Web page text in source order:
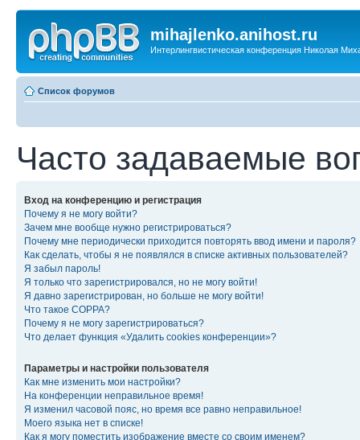
mihajlenko.anihost.ru
Интерлингвистическая конференция Николая
Список форумов
Часто задаваемые
Вход на конференцию и регистрация
Почему я не могу войти?
Зачем мне вообще нужно регистрироваться?
Почему мне периодически приходится повторять ввод имени и пароля?
Как сделать, чтобы я не появлялся в списке активных пользователей?
Я забыл пароль!
Я только что зарегистрировался, но не могу войти!
Я давно зарегистрирован, но больше не могу войти!
Что такое COPPA?
Почему я не могу зарегистрироваться?
Что делает функция «Удалить cookies конференции»?
Параметры и настройки пользователя
Как мне изменить мои настройки?
На конференции неправильное время!
Я изменил часовой пояс, но время все равно неправильное!
Моего языка нет в списке!
Как я могу поместить изображение вместе со своим именем?